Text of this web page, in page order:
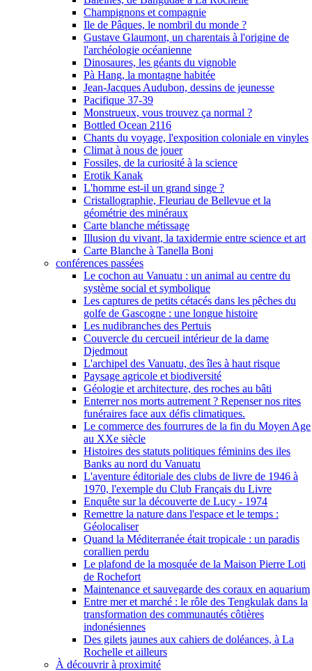
Champignons et compagnie
Ile de Pâques, le nombril du monde ?
Gustave Glaumont, un charentais à l'origine de
l'archéologie océanienne
Dinosaures, les géants du vignoble
Pà Hang, la montagne habitée
Jean-Jacques Audubon, dessins de jeunesse
Pacifique 37-39
Monstrueux, vous trouvez ça normal ?
Bottled Ocean 2116
Chants du voyage, l'exposition coloniale en vinyles
Climat à nous de jouer
Fossiles, de la curiosité à la science
Erotik Kanak
L'homme est-il un grand singe ?
Cristallographie, Fleuriau de Bellevue et la
géométrie des minéraux
Carte blanche métissage
Illusion du vivant, la taxidermie entre science et art
Carte Blanche à Tanella Boni
conférences passées
Le cochon au Vanuatu : un animal au centre du
système social et symbolique
Les captures de petits cétacés dans les pêches du
golfe de Gascogne : une longue histoire
Les nudibranches des Pertuis
Couvercle du cercueil intérieur de la dame
Djedmout
L'archipel des Vanuatu, des îles à haut risque
Paysage agricole et biodiversité
Géologie et architecture, des roches au bâti
Enterrer nos morts autrement ? Repenser nos rites
funéraires face aux défis climatiques.
Le commerce des fourrures de la fin du Moyen Age
au XXe siècle
Histoires des statuts politiques féminins des iles
Banks au nord du Vanuatu
L'aventure éditoriale des clubs de livre de 1946 à
1970, l'exemple du Club Français du Livre
Enquête sur la découverte de Lucy - 1974
Remettre la nature dans l'espace et le temps :
Géolocaliser
Quand la Méditerranée était tropicale : un paradis
corallien perdu
Le plafond de la mosquée de la Maison Pierre Loti
de Rochefort
Maintenance et sauvegarde des coraux en aquarium
Entre mer et marché : le rôle des Tengkulak dans la
transformation des communautés côtières
indonésiennes
Des gilets jaunes aux cahiers de doléances, à La
Rochelle et ailleurs
À découvrir à proximité